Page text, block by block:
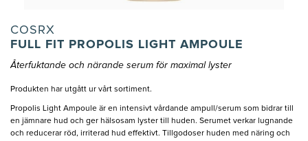
COSRX
FULL FIT PROPOLIS LIGHT AMPOULE
Återfuktande och närande serum för maximal lyster
Produkten har utgått ur vårt sortiment.
Propolis Light Ampoule är en intensivt vårdande ampull/serum som bidrar till
en jämnare hud och ger hälsosam lyster till huden. Serumet verkar lugnande
och reducerar röd, irriterad hud effektivt. Tillgodoser huden med näring och